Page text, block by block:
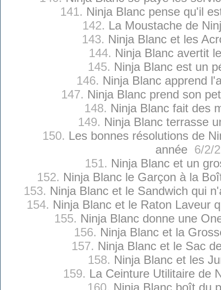
141. Ninja Blanc pense qu'il
142. La Moustache de
143. Ninja Blanc et les
144. Ninja Blanc avertit
145. Ninja Blanc est un
146. Ninja Blanc apprend
147. Ninja Blanc prend son
148. Ninja Blanc fait des
149. Ninja Blanc terrasse
150. Les bonnes résolutions de
année6/2/
151. Ninja Blanc et un
152. Ninja Blanc le Garçon à la
153. Ninja Blanc et le Sandwich qui
154. Ninja Blanc et le Raton Laveur
155. Ninja Blanc donne une
156. Ninja Blanc et la
157. Ninja Blanc et le Sac
158. Ninja Blanc et les
159. La Ceinture Utilitaire de
160. Ninja Blanc boît du